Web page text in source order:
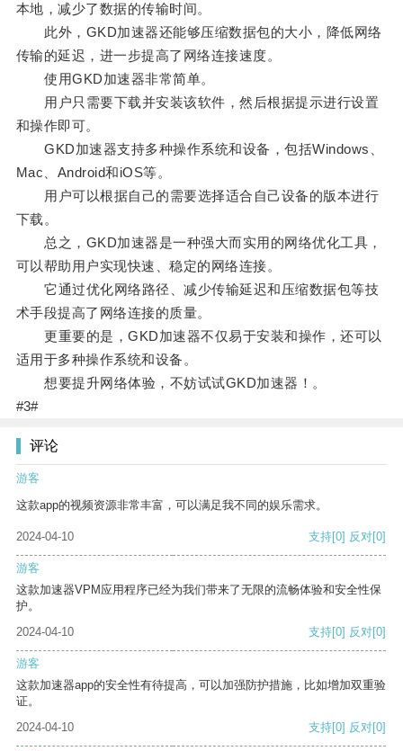
本地，减少了数据的传输时间。
此外，GKD加速器还能够压缩数据包的大小，降低网络
传输的延迟，进一步提高了网络连接速度。
使用GKD加速器非常简单。
用户只需要下载并安装该软件，然后根据提示进行设置
和操作即可。
GKD加速器支持多种操作系统和设备，包括Windows、
Mac、Android和iOS等。
用户可以根据自己的需要选择适合自己设备的版本进行
下载。
总之，GKD加速器是一种强大而实用的网络优化工具，
可以帮助用户实现快速、稳定的网络连接。
它通过优化网络路径、减少传输延迟和压缩数据包等技
术手段提高了网络连接的质量。
更重要的是，GKD加速器不仅易于安装和操作，还可以
适用于多种操作系统和设备。
想要提升网络体验，不妨试试GKD加速器！。
#3#
评论
游客
这款app的视频资源非常丰富，可以满足我不同的娱乐需求。
2024-04-10 支持[0] 反对[0]
游客
这款加速器VPM应用程序已经为我们带来了无限的流畅体验和安全性保
护。
2024-04-10
支持[0] 反对[0]
游客
这款加速器app的安全性有待提高，可以加强防护措施，比如增加双重验
证。
2024-04-10
支持[0] 反对[0]